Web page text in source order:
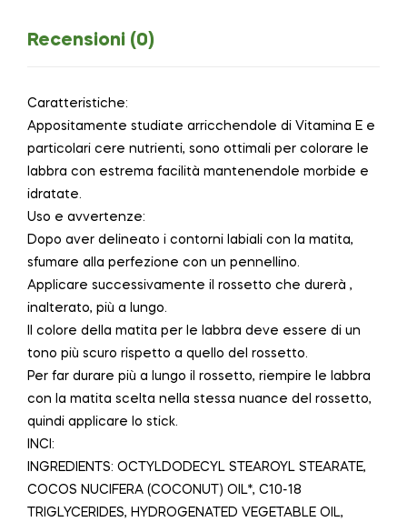
Recensioni (0)
Caratteristiche:
Appositamente studiate arricchendole di Vitamina E e
particolari cere nutrienti, sono ottimali per colorare le
labbra con estrema facilità mantenendole morbide e
idratate.
Uso e avvertenze:
Dopo aver delineato i contorni labiali con la matita,
sfumare alla perfezione con un pennellino.
Applicare successivamente il rossetto che durerà ,
inalterato, più a lungo.
Il colore della matita per le labbra deve essere di un
tono più scuro rispetto a quello del rossetto.
Per far durare più a lungo il rossetto, riempire le labbra
con la matita scelta nella stessa nuance del rossetto,
quindi applicare lo stick.
INCI:
INGREDIENTS: OCTYLDODECYL STEAROYL STEARATE,
COCOS NUCIFERA (COCONUT) OIL*, C10-18
TRIGLYCERIDES, HYDROGENATED VEGETABLE OIL,